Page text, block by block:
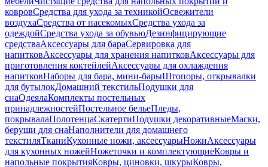
ковровСредства для ухода за техникойОсвежители
воздухаСредства от насекомыхСредства ухода за
одеждойСредства ухода за обувьюДезинфицирующие
средстваАксессуары для бараСервировка для
напитковАксессуары для хранения напитковАксессуары для
приготовления коктейлейАксессуары для охлаждения
напитковНаборы для бара, мини-барыШтопоры, открывалки
для бутылокДомашний текстильПодушки для
снаОдеялаКомплекты постельных
принадлежностейПостельное бельеПледы,
покрывалаПолотенцаСкатертиПодушки декоративныеМаски,
беруши для снаНаполнители для домашнего
текстиляТканиКухонные ножи, аксессуарыНожиАксессуары
для кухонных ножейНожеточки и комплектующиеКовры и
напольные покрытияКовры, циновки, шкурыКовры,